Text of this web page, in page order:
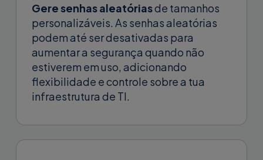
Gere senhas aleatóriasde tamanhos
personalizáveis. As senhas aleatórias
podem até ser desativadas para
aumentar a segurança quando não
estiverem em uso, adicionando
flexibilidade e controle sobre a tua
infraestrutura de TI.